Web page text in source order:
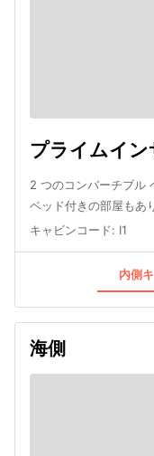
プライムイン
2 つのコンバーチブル
ベッド付きの部屋もあ
キャビンコード: I1
内側
海側